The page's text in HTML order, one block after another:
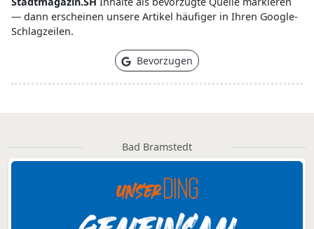
— dann erscheinen unsere Artikel häufiger in Ihren Google-
Schlagzeilen.
Bevorzugen
Bad Bramstedt